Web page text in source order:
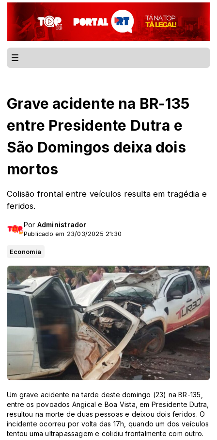
Grave acidente na BR-135
entre Presidente Dutra e
São Domingos deixa dois
mortos
Colisão frontal entre veículos resulta em tragédia e
feridos.
Por Administrador
Publicado em 23/03/2025 21:30
Economia
Um grave acidente na tarde deste domingo (23) na BR-135,
entre os povoados Angical e Boa Vista, em Presidente Dutra,
resultou na morte de duas pessoas e deixou dois feridos. O
incidente ocorreu por volta das 17h, quando um dos veículos
tentou uma ultrapassagem e colidiu frontalmente com outro.